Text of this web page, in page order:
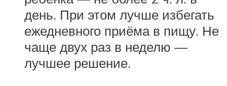
день. При этом лучше избегать
ежедневного приёма в пищу. Не
чаще двух раз в неделю —
лучшее решение.